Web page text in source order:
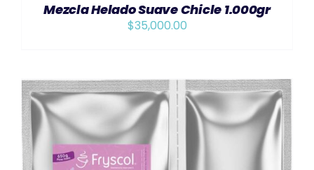
Mezcla Helado Suave Chicle 1.000gr
$35,000.00